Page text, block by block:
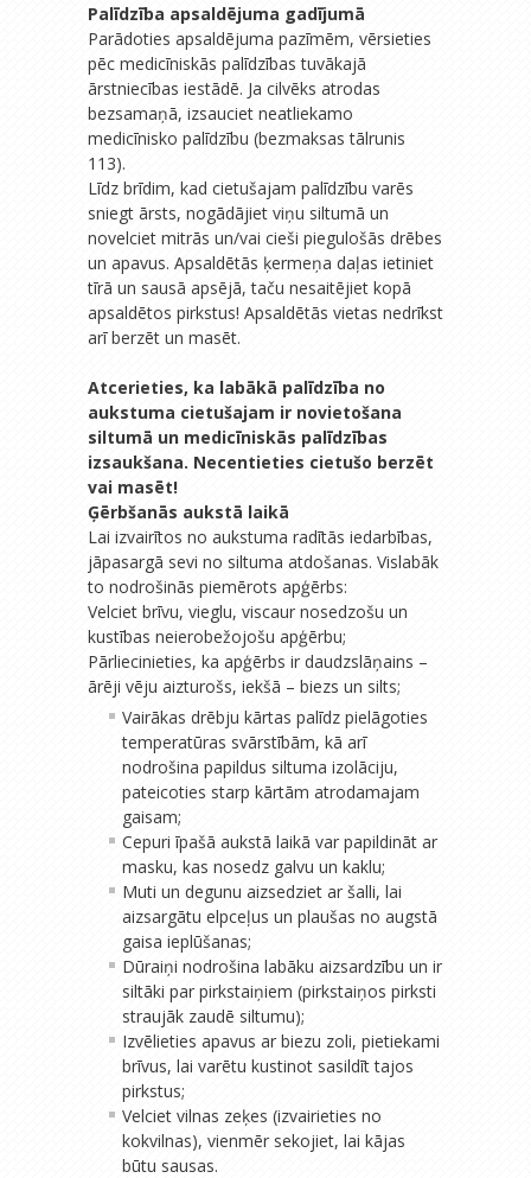
Palīdzība apsaldējuma gadījumā
Parādoties apsaldējuma pazīmēm, vērsieties
pēc medicīniskās palīdzības tuvākajā
ārstniecības iestādē. Ja cilvēks atrodas
bezsamaņā, izsauciet neatliekamo
medicīnisko palīdzību (bezmaksas tālrunis
113).
Līdz brīdim, kad cietušajam palīdzību varēs
sniegt ārsts, nogādājiet viņu siltumā un
novelciet mitrās un/vai cieši piegulošās drēbes
un apavus. Apsaldētās ķermeņa daļas ietiniet
tīrā un sausā apsējā, taču nesaitējiet kopā
apsaldētos pirkstus! Apsaldētās vietas nedrīkst
arī berzēt un masēt.
Atcerieties, ka labākā palīdzība no
aukstuma cietušajam ir novietošana
siltumā un medicīniskās palīdzības
izsaukšana. Necentieties cietušo berzēt
vai masēt!
Ģērbšanās aukstā laikā
Lai izvairītos no aukstuma radītās iedarbības,
jāpasargā sevi no siltuma atdošanas. Vislabāk
to nodrošinās piemērots apģērbs:
Velciet brīvu, vieglu, viscaur nosedzošu un
kustības neierobežojošu apģērbu;
Pārliecinieties, ka apģērbs ir daudzslāņains –
ārēji vēju aizturošs, iekšā – biezs un silts;
Vairākas drēbju kārtas palīdz pielāgoties
temperatūras svārstībām, kā arī
nodrošina papildus siltuma izolāciju,
pateicoties starp kārtām atrodamajam
gaisam;
Cepuri īpašā aukstā laikā var papildināt ar
masku, kas nosedz galvu un kaklu;
Muti un degunu aizsedziet ar šalli, lai
aizsargātu elpceļus un plaušas no augstā
gaisa ieplūšanas;
Dūraiņi nodrošina labāku aizsardzību un ir
siltāki par pirkstaiņiem (pirkstaiņos pirksti
straujāk zaudē siltumu);
Izvēlieties apavus ar biezu zoli, pietiekami
brīvus, lai varētu kustinot sasildīt tajos
pirkstus;
Velciet vilnas zeķes (izvairieties no
kokvilnas), vienmēr sekojiet, lai kājas
būtu sausas.